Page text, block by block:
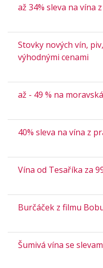
až 34% sleva na vína
Stovky nových vín,
výhodnými cenami
až - 49 % na
40% sleva na vína z
Vína od Tesaříka za
Burčáček z filmu
Šumivá vína se